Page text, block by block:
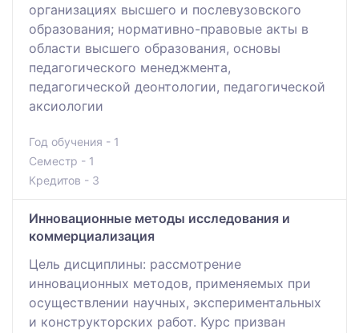
организациях высшего и послевузовского
образования; нормативно-правовые акты в
области высшего образования, основы
педагогического менеджмента,
педагогической деонтологии, педагогической
аксиологии
Год обучения - 1
Семестр - 1
Кредитов - 3
Инновационные методы исследования и
коммерциализация
Цель дисциплины: рассмотрение
инновационных методов, применяемых при
осуществлении научных, экспериментальных
и конструкторских работ. Курс призван